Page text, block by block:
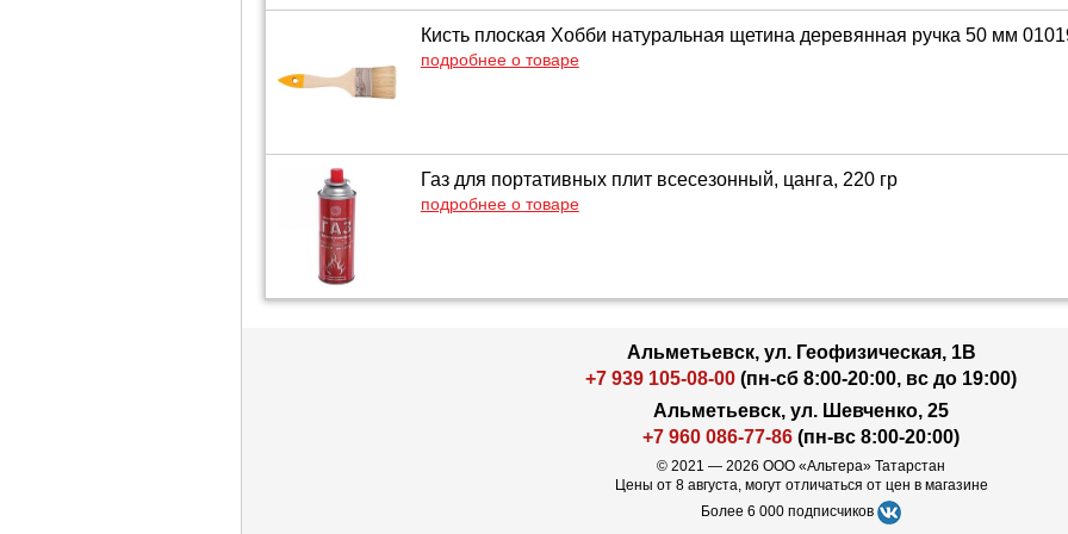
Кисть плоская Хобби натуральная щетина деревянная ручка 50 мм
подробнее о товаре
Газ для портативных плит всесезонный, цанга, 220 гр
подробнее о товаре
Альметьевск, ул. Геофизическая, 1В
+7 939 105-08-00 (пн-сб 8:00-20:00, вс до 19:00)
Альметьевск, ул. Шевченко, 25
+7 960 086-77-86 (пн-вс 8:00-20:00)
© 2021 — 2026 ООО «Альтера» Татарстан
Цены от 8 августа, могут отличаться от цен в магазине
Более 6 000 подписчиков